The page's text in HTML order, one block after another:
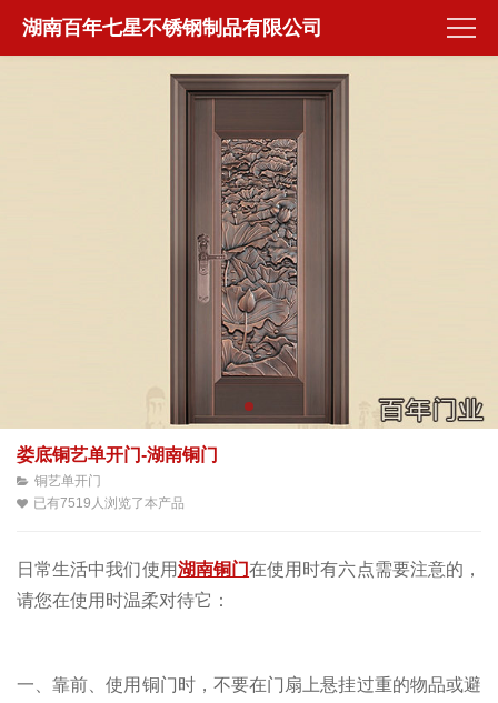
湖南百年七星不锈钢制品有限公司
娄底铜艺单开门-湖南铜门
铜艺单开门
已有7519人浏览了本产品
日常生活中我们使用湖南铜门在使用时有六点需要注意的，
请您在使用时温柔对待它：
一、靠前、使用铜门时，不要在门扇上悬挂过重的物品或避